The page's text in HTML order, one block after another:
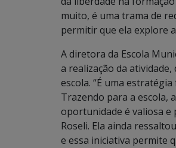
muito, é uma trama de
permitir que ela explore
A diretora da Escola
a realização da
escola. “É uma
Trazendo para a escola,
oportunidade é valiosa
Roseli. Ela ainda
e essa iniciativa permite